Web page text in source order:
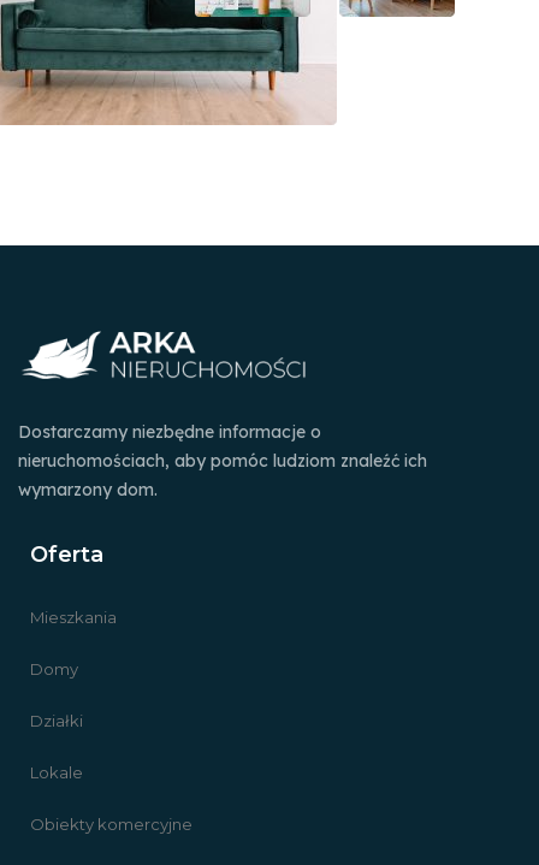
Dostarczamy niezbędne informacje o
nieruchomościach, aby pomóc ludziom znaleźć ich
wymarzony dom.
Oferta
Mieszkania
Domy
Działki
Lokale
Obiekty komercyjne